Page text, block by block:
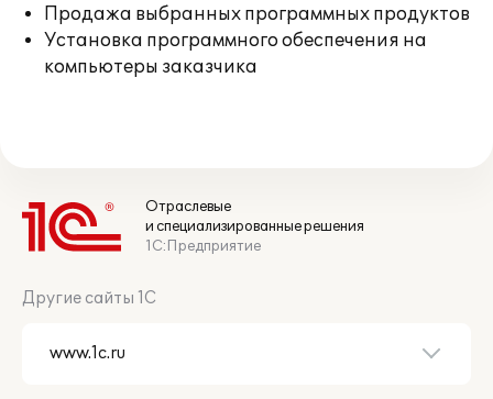
Продажа выбранных программных продуктов
Установка программного обеспечения на
компьютеры заказчика
Отраслевые
и специализированные решения
1С:Предприятие
Другие сайты 1С